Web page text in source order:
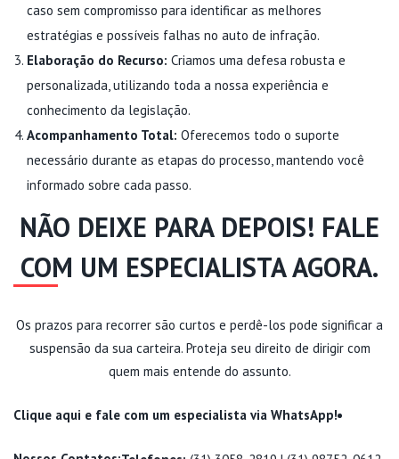
caso sem compromisso para identificar as melhores
estratégias e possíveis falhas no auto de infração.
Elaboração do Recurso: Criamos uma defesa robusta e
personalizada, utilizando toda a nossa experiência e
conhecimento da legislação.
Acompanhamento Total: Oferecemos todo o suporte
necessário durante as etapas do processo, mantendo você
informado sobre cada passo.
NÃO DEIXE PARA DEPOIS! FALE
COM UM ESPECIALISTA AGORA.
Os prazos para recorrer são curtos e perdê-los pode significar a
suspensão da sua carteira. Proteja seu direito de dirigir com
quem mais entende do assunto.
Clique aqui e fale com um especialista via WhatsApp!